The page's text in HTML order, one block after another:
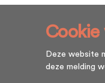
Cookie
Deze website
deze melding